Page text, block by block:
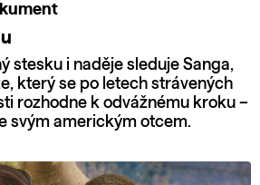
stesku i naděje sleduje Sanga,
který se po letech strávených
rozhodne k odvážnému kroku –
svým americkým otcem.